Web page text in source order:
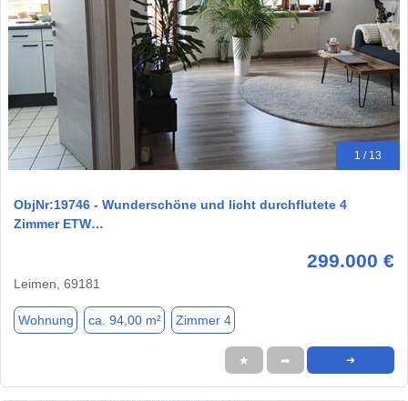
1 / 13
ObjNr:19746 - Wunderschöne und licht durchflutete 4
Zimmer ETW…
299.000 €
Leimen, 69181
Wohnung ca. 94,00 m² Zimmer 4
★ ➦ ➜